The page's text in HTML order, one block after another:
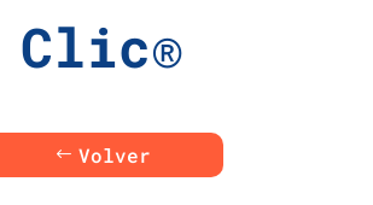
Clic®
Volver